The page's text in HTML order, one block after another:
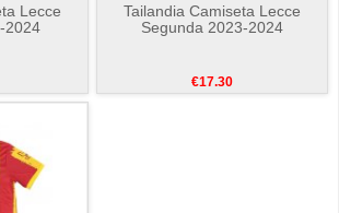
Lecce
2024
Tailandia Camiseta Lecce
Segunda 2023-2024
€17.30